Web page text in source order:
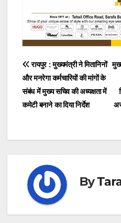
Post
navigation
रायपुर : मुख्यमंत्री ने मितानिनों
और मनरेगा कर्मचारियों की मांगों के
संबंध में मुख्य सचिव की अध्यक्षता में
कमेटी बनाने का दिया निर्देश
By